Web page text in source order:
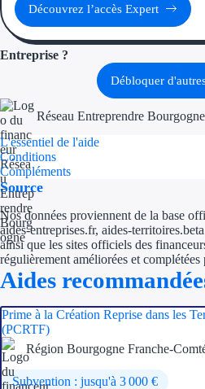
Découvrez l’accès Expert
Entreprise ?
Débloquer
Réseau Entreprendre Bourgogne
L'essentiel de l'aide
Conditions
Compléments
Source
Nos données proviennent de la base
aides-entreprises.fr, aides-
ainsi que les sites officiels des
régulièrement améliorées et complétées
Aides
Prime à la Création Reprise dans les
(PCRTF)
Région Bourgogne Franche-
Subvention : jusqu'à 3 000 €